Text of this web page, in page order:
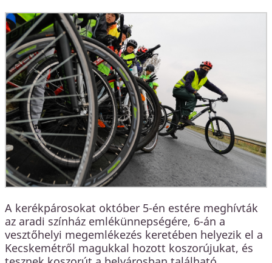
A kerékpárosokat október 5-én estére meghívták
az aradi színház emlékünnepségére, 6-án a
vesztőhelyi megemlékezés keretében helyezik el a
Kecskemétről magukkal hozott koszorújukat, és